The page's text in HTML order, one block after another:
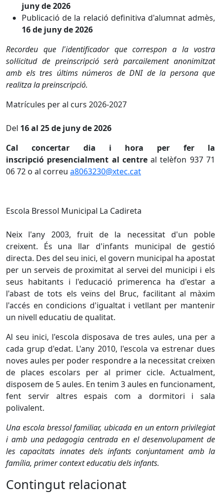
juny de 2026
Publicació de la relació definitiva d'alumnat admès,
16 de juny de 2026
Recordeu que l'identificador que correspon a la vostra
sol·licitud de preinscripció serà parcailement anonimitzat
amb els tres últims números de DNI de la persona que
realitza la preinscripció.
Matrícules per al curs 2026-2027
Del 16 al 25 de juny de 2026
Cal concertar dia i hora per fer la
inscripció presencialment al centreal telèfon 937 71
06 72 o al correu a8063230@xtec.cat
Escola Bressol Municipal La Cadireta
Neix l'any 2003, fruit de la necessitat d'un poble
creixent. És una llar d'infants municipal de gestió
directa. Des del seu inici, el govern municipal ha apostat
per un serveis de proximitat al servei del municipi i els
seus habitants i l'educació primerenca ha d'estar a
l'abast de tots els veïns del Bruc, facilitant al màxim
l'accés en condicions d'igualtat i vetllant per mantenir
un nivell educatiu de qualitat.
Al seu inici, l'escola disposava de tres aules, una per a
cada grup d'edat. L'any 2010, l'escola va estrenar dues
noves aules per poder respondre a la necessitat creixen
de places escolars per al primer cicle. Actualment,
disposem de 5 aules. En tenim 3 aules en funcionament,
fent servir altres espais com a dormitori i sala
polivalent.
Una escola bressol familiar, ubicada en un entorn privilegiat
i amb una pedagogia centrada en el desenvolupament de
les capacitats innates dels infants conjuntament amb la
família, primer context educatiu dels infants.
Contingut relacionat